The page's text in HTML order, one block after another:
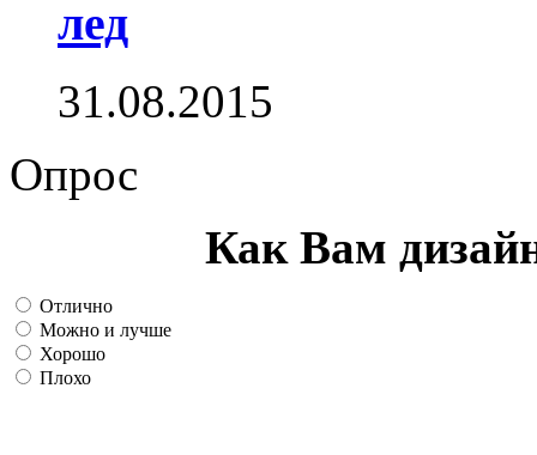
лед
31.08.2015
Опрос
Как Вам
Отлично
Можно и лучше
Хорошо
Плохо